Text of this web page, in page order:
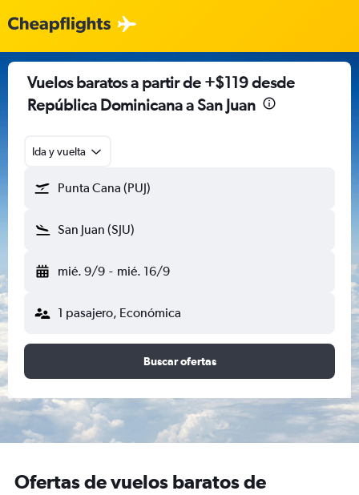
Vuelos baratos a partir de +$119 desde
República Dominicana a San Juan
Ida y vuelta
Punta Cana (PUJ)
San Juan (SJU)
mié. 9/9 - mié. 16/9
1 pasajero, Económica
Buscar ofertas
Ofertas de vuelos baratos de